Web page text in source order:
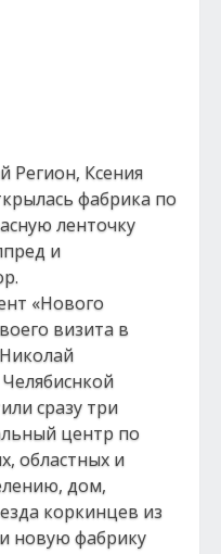
Регион, Ксения
фабрика по
ленточку
и
«Нового
визита в
сразу три
центр по
областных и
дом,
коркинцев из
новую фабрику